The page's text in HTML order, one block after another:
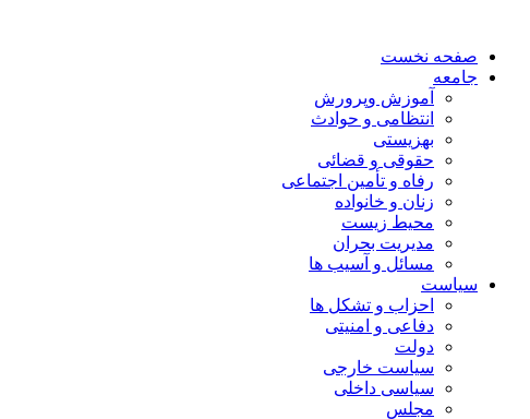
صفحه نخست
جامعه
آموزش وپرورش
انتظامی و حوادث
بهزیستی
حقوقی و قضائی
رفاه و تأمین اجتماعی
زنان و خانواده
محیط زیست
مدیریت بحران
مسائل و آسیب ها
سیاست
احزاب و تشکل ها
دفاعی و امنیتی
دولت
سیاست خارجی
سیاسی داخلی
مجلس